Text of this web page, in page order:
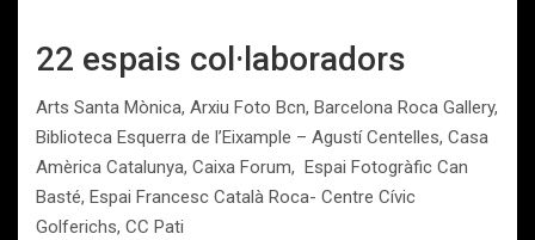
22 espais col·laboradors
Arts Santa Mònica, Arxiu Foto Bcn, Barcelona Roca Gallery,
Biblioteca Esquerra de l’Eixample – Agustí Centelles, Casa
Amèrica Catalunya, Caixa Forum, Espai Fotogràfic Can
Basté, Espai Francesc Català Roca- Centre Cívic
Golferichs, CC Pati